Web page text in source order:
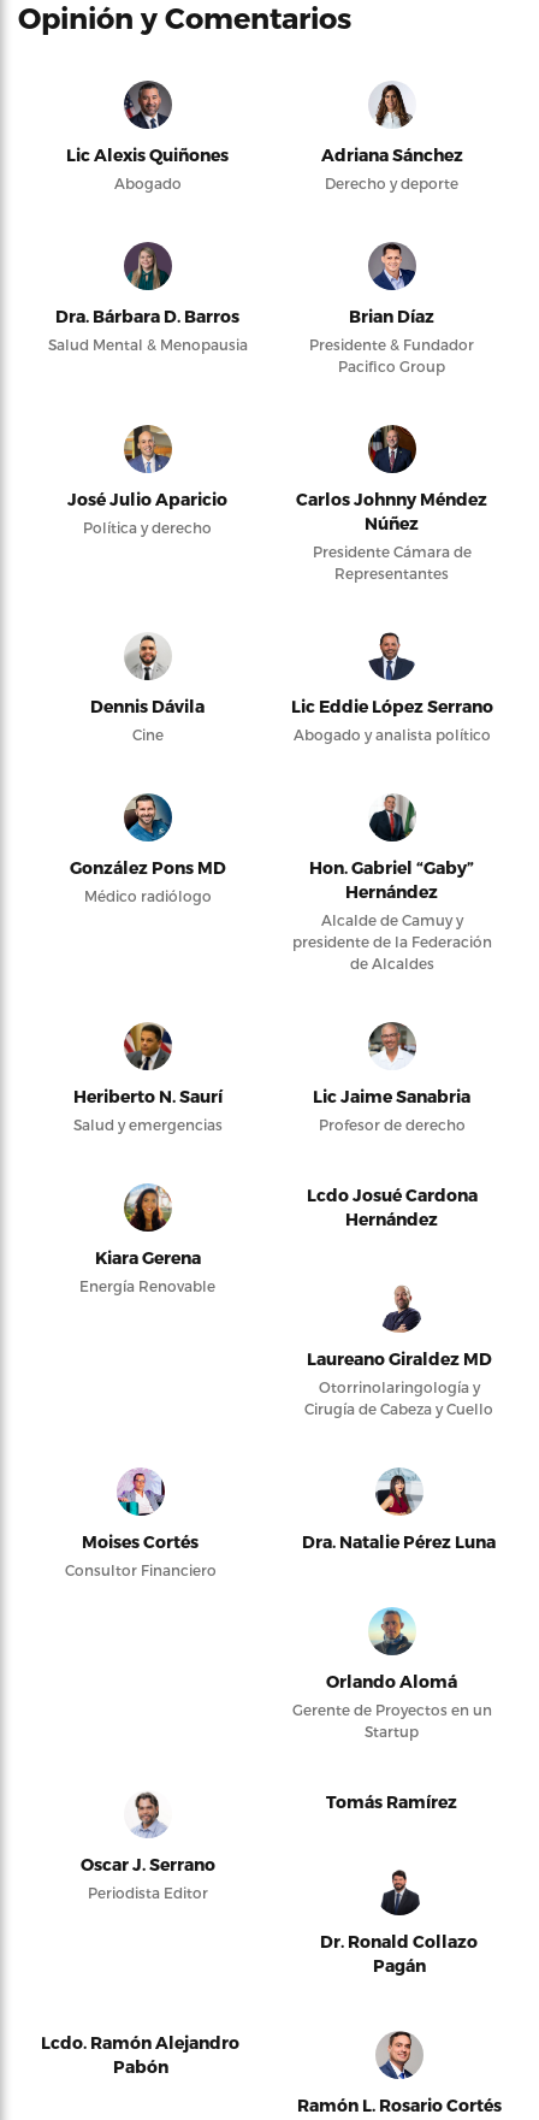
Opinión y Comentarios
Lic Alexis Quiñones
Abogado
Adriana Sánchez
Derecho y deporte
Dra. Bárbara D. Barros
Salud Mental & Menopausia
Brian Díaz
Presidente & Fundador
Pacifico Group
José Julio Aparicio
Política y derecho
Carlos Johnny Méndez
Núñez
Presidente Cámara de
Representantes
Dennis Dávila
Cine
Lic Eddie López Serrano
Abogado y analista político
González Pons MD
Médico radiólogo
Hon. Gabriel “Gaby”
Hernández
Alcalde de Camuy y
presidente de la Federación
de Alcaldes
Heriberto N. Saurí
Salud y emergencias
Lic Jaime Sanabria
Profesor de derecho
Kiara Gerena
Energía Renovable
Lcdo Josué Cardona
Hernández
Laureano Giraldez MD
Otorrinolaringología y
Cirugía de Cabeza y Cuello
Moises Cortés
Consultor Financiero
Dra. Natalie Pérez Luna
Orlando Alomá
Gerente de Proyectos en un
Startup
Oscar J. Serrano
Periodista Editor
Tomás Ramírez
Dr. Ronald Collazo
Pagán
Lcdo. Ramón Alejandro
Pabón
Ramón L. Rosario Cortés